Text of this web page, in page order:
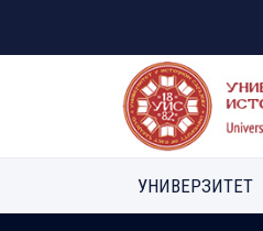
УНИВЕРЗИТЕТ